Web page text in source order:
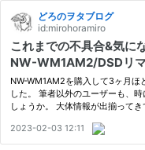
どろのヲタブログ
id:mirohoramiro
これまでの不具合&気に
NW-WM1AM2/DSDリマ
NW-WM1AM2を購入して3ヶ月ほ
した。 筆者以外のユーザーも、
しょうか。 大体情報が出揃って
す。 不具合まとめ ディスプレイ
リング…
2023-02-03 12:11